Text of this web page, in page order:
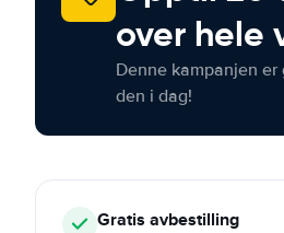
over hele
Denne kampanjen
den i dag!
Gratis avbestilling